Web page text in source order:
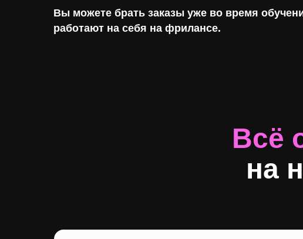
Вы можете брать заказы уже во время
работают на себя на фрилансе.
Всё
на